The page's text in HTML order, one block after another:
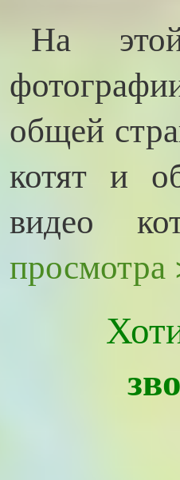
На
общей
котят и
видео
просмотра